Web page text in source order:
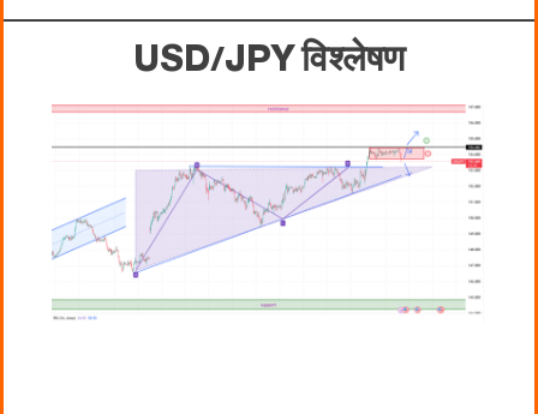
USD/JPY विश्लेषण